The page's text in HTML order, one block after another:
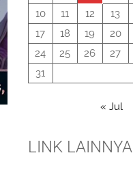
10
11 12 13
17
18 19 20
24
25 26 27
31
« Jul
LINK LAINNYA